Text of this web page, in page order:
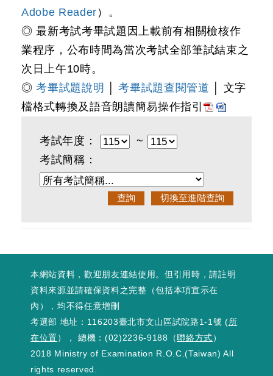
Adobe Reader ）。
◎ 最新考試考畢試題因上載前有相關檢核作
業程序，公布時間為當次考試全部筆試結束之
次日上午10時。
◎考畢試題說明 │考畢試題查閱管道 │ 文字
檔格式轉換及語音朗讀簡易操作指引
考試年度：
~
考試簡稱：
本網站資料，歡迎朋友連結使用。但引用時，請註明
資料來源並請確保資料之完整（包括本項宣示在
內），均不得任意增刪
考選部 地址：116203臺北市文山區試院路1-1號 (所
在位置）， 總機：(02)2236-9188（聯絡方式）
2018 Ministry of Examination R.O.C.(Taiwan) All
rights reserved.